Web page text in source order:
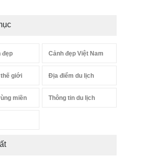
đẹp Cảnh đẹp Việt Nam
thế giới Địa điểm du lịch
miền Thông tin du lịch